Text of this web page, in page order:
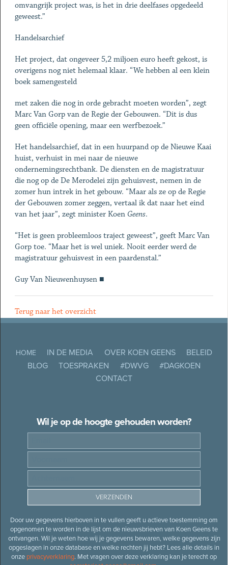
omvangrijk project was, is het in drie deelfases opgedeeld
geweest.”
Handelsarchief
Het project, dat ongeveer 5,2 miljoen euro heeft gekost, is
overigens nog niet helemaal klaar. “We hebben al een klein
boek samengesteld
met zaken die nog in orde gebracht moeten worden”, zegt
Marc Van Gorp van de Regie der Gebouwen. “Dit is dus
geen officiële opening, maar een werfbezoek.”
Het handelsarchief, dat in een huurpand op de Nieuwe Kaai
huist, verhuist in mei naar de nieuwe
ondernemingsrechtbank. De diensten en de magistratuur
die nog op de De Merodelei zijn gehuisvest, nemen in de
zomer hun intrek in het gebouw. “Maar als ze op de Regie
der Gebouwen zomer zeggen, vertaal ik dat naar het eind
van het jaar”, zegt minister Koen Geens.
“Het is geen probleemloos traject geweest”, geeft Marc Van
Gorp toe. “Maar het is wel uniek. Nooit eerder werd de
magistratuur gehuisvest in een paardenstal.”
Guy Van Nieuwenhuysen ■
Terug naar het overzicht
HOME IN DE MEDIA OVER KOEN GEENS
BELEID
BLOG
TOESPRAKEN #DWVG
#DAGKOEN
CONTACT
Wil je op de hoogte gehouden worden?
Door uw gegevens hierboven in te vullen geeft u actieve toestemming om
opgenomen te worden in de lijst om de nieuwsbrieven van Koen Geens te
ontvangen. Wil je weten hoe wij je gegevens bewaren, welke gegevens zijn
opgeslagen in onze database en welke rechten jij hebt? Lees alle details in
onze privacyverklaring. Met vragen over deze verklaring kan je terecht op